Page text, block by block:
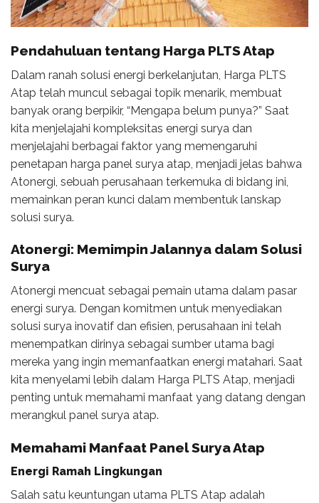
Pendahuluan tentang Harga PLTS Atap
Dalam ranah solusi energi berkelanjutan, Harga PLTS
Atap telah muncul sebagai topik menarik, membuat
banyak orang berpikir, “Mengapa belum punya?” Saat
kita menjelajahi kompleksitas energi surya dan
menjelajahi berbagai faktor yang memengaruhi
penetapan harga panel surya atap, menjadi jelas bahwa
Atonergi, sebuah perusahaan terkemuka di bidang ini,
memainkan peran kunci dalam membentuk lanskap
solusi surya.
Atonergi: Memimpin Jalannya dalam Solusi
Surya
Atonergi mencuat sebagai pemain utama dalam pasar
energi surya. Dengan komitmen untuk menyediakan
solusi surya inovatif dan efisien, perusahaan ini telah
menempatkan dirinya sebagai sumber utama bagi
mereka yang ingin memanfaatkan energi matahari. Saat
kita menyelami lebih dalam Harga PLTS Atap, menjadi
penting untuk memahami manfaat yang datang dengan
merangkul panel surya atap.
Memahami Manfaat Panel Surya Atap
Energi Ramah Lingkungan
Salah satu keuntungan utama PLTS Atap adalah